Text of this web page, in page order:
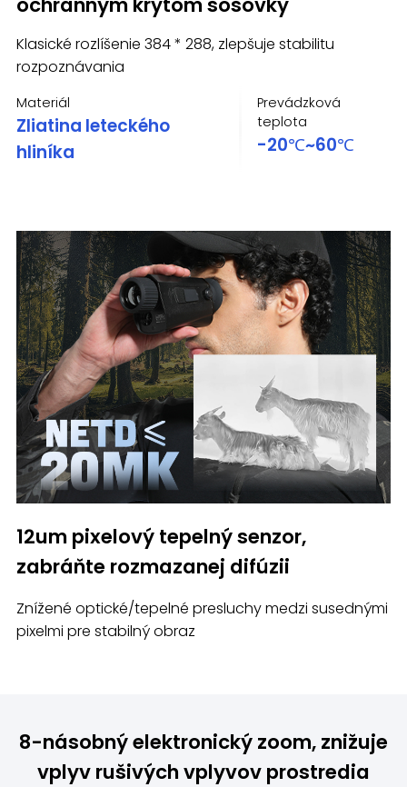
Klasické rozlíšenie 384 * 288, zlepšuje stabilitu
rozpoznávania
Materiál
Zliatina leteckého
hliníka
Prevádzková
teplota
-20℃~60℃
12um pixelový tepelný senzor,
zabráňte rozmazanej difúzii
Znížené optické/tepelné presluchy medzi susednými
pixelmi pre stabilný obraz
8-násobný elektronický zoom, znižuje
vplyv rušivých vplyvov prostredia